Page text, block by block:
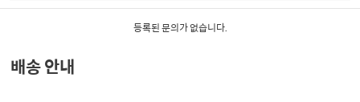
등록된 문의가 없습니다.
배송 안내